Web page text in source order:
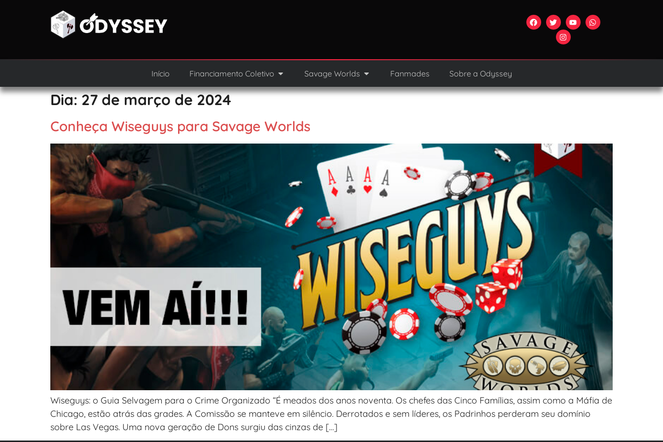
Início Financiamento Coletivo Savage Worlds Fanmades Sobre a Odyssey
Dia:27 de março de 2024
Conheça Wiseguys para Savage Worlds
Wiseguys: o Guia Selvagem para o Crime Organizado “É meados dos anos noventa. Os chefes das Cinco Famílias, assim como a Máfia de
Chicago, estão atrás das grades. A Comissão se manteve em silêncio. Derrotados e sem líderes, os Padrinhos perderam seu domínio
sobre Las Vegas. Uma nova geração de Dons surgiu das cinzas de […]